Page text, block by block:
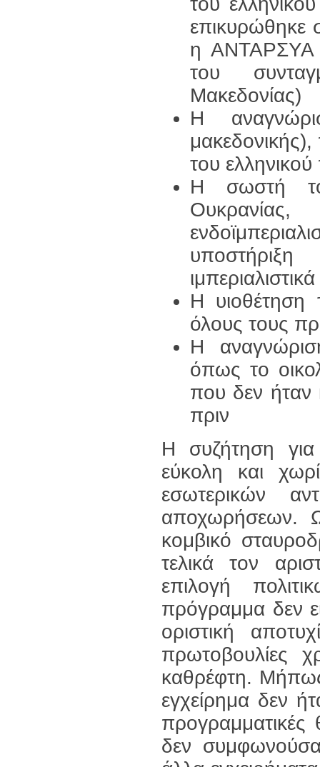
επικυρώθηκε
η ΑΝΤΑΡΣΥΑ
του
Μακεδονίας)
Η
του
Η σωστή
Η υιοθέτηση
όλους τους
Η
όπως το
που δεν ήταν
πριν
Η συζήτηση
εύκολη και
εσωτερικών
αποχωρήσεων.
κομβικό
τελικά τον
επιλογή
πρόγραμμα δεν
οριστική
πρωτοβουλίες
καθρέφτη.
εγχείρημα δεν
προγραμματικές
δεν